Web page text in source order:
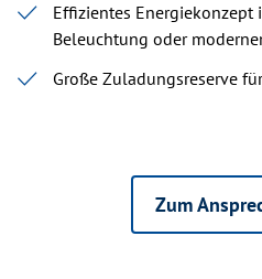
Effizientes Energiekonzept
Beleuchtung oder
Große Zuladungsreserve
Zum